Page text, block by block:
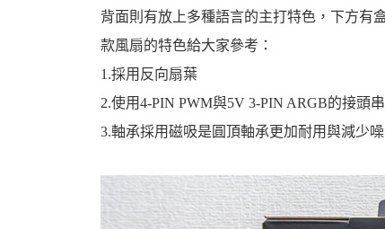
背面則有放上多種語言的主打特色，下方有
款風扇的特色給大家參考：
1.採用反向扇葉
2.使用4-PIN PWM與5V 3-PIN ARGB的接頭
3.軸承採用磁吸是圓頂軸承更加耐用與減少